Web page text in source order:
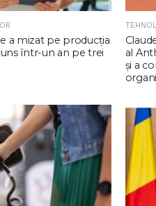
a mizat pe producția
într-un an pe trei
al
şi a